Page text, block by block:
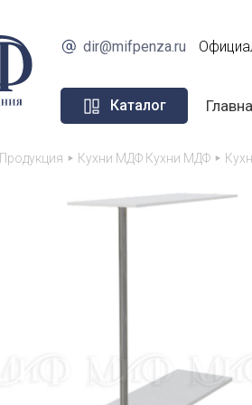
dir@mifpenza.ru
Каталог
Продукция Кухни МДФ Кухни МДФ